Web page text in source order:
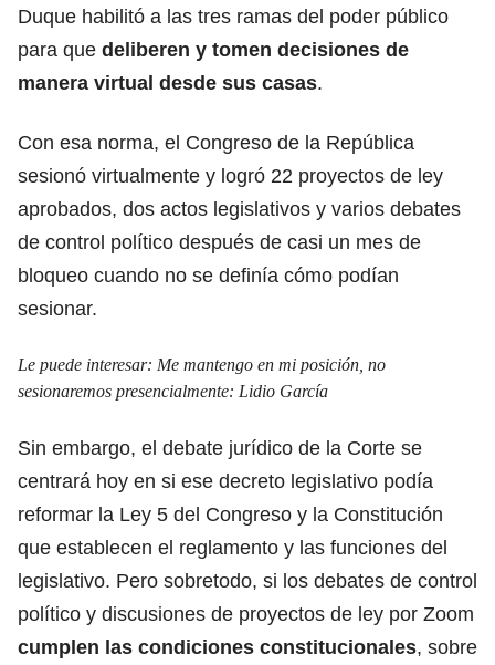
Duque habilitó a las tres ramas del poder público
para que deliberen y tomen decisiones de
manera virtual desde sus casas.
Con esa norma, el Congreso de la República
sesionó virtualmente y logró 22 proyectos de ley
aprobados, dos actos legislativos y varios debates
de control político después de casi un mes de
bloqueo cuando no se definía cómo podían
sesionar.
Le puede interesar: Me mantengo en mi posición, no
sesionaremos presencialmente: Lidio García
Sin embargo, el debate jurídico de la Corte se
centrará hoy en si ese decreto legislativo podía
reformar la Ley 5 del Congreso y la Constitución
que establecen el reglamento y las funciones del
legislativo. Pero sobretodo, si los debates de control
político y discusiones de proyectos de ley por Zoom
cumplen las condiciones constitucionales, sobre